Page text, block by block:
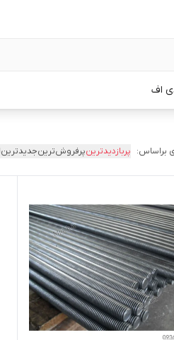
اف
براساس: پربازدیدترینپرفروش‌ترینجدیدترین